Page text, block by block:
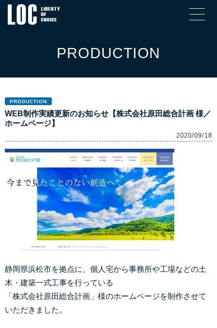
PRODUCTION
PRODUCTION
WEB制作実績更新のお知らせ【株式会社原田総合計画 様／
ホームページ】
2020/09/18
静岡県浜松市を拠点に、個人宅から事務所や工場などの土
木・建築一式工事を行っている
「株式会社原田総合計画」様のホームページを制作させて
いただきました。